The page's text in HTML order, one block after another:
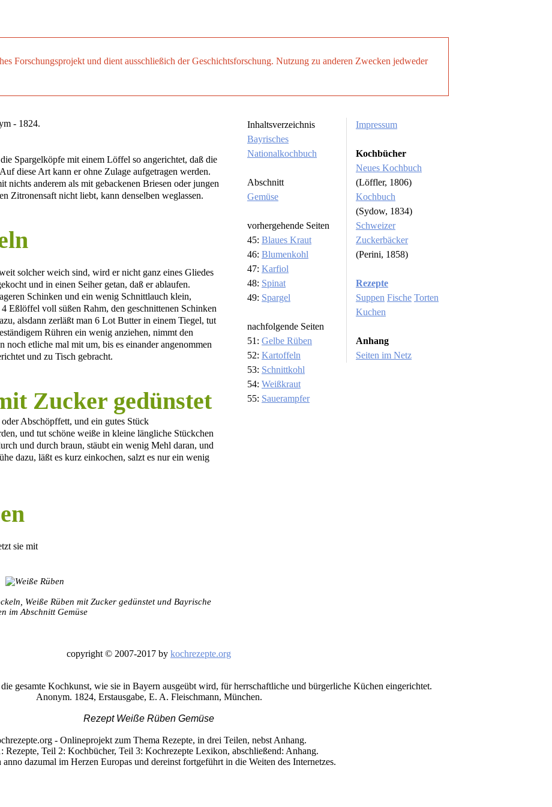
Forschungsprojekt und dient ausschließich der Geschichtsforschung. Nutzung zu anderen Zwecken jedweder
- 1824.
Spargelköpfe mit einem Löffel so angerichtet, daß die
diese Art kann er ohne Zulage aufgetragen werden.
nichts anderem als mit gebackenen Briesen oder jungen
Zitronensaft nicht liebt, kann denselben weglassen.
solcher weich sind, wird er nicht ganz eines Gliedes
und in einen Seiher getan, daß er ablaufen.
Schinken und ein wenig Schnittlauch klein,
Eßlöffel voll süßen Rahm, den geschnittenen Schinken
alsdann zerläßt man 6 Lot Butter in einem Tiegel, tut
Rühren ein wenig anziehen, nimmt den
noch etliche mal mit um, bis es einander angenommen
und zu Tisch gebracht.
Zucker gedünstet
Abschöpffett, und ein gutes Stück
und tut schöne weiße in kleine längliche Stückchen
und durch braun, stäubt ein wenig Mehl daran, und
dazu, läßt es kurz einkochen, salzt es nur ein wenig
sie mit
Weiße Rüben mit Zucker gedünstet und Bayrische
im Abschnitt Gemüse
Inhaltsverzeichnis
Bayrisches
Nationalkochbuch
Abschnitt
Gemüse
vorhergehende Seiten
45: Blaues Kraut
46: Blumenkohl
47: Karfiol
48: Spinat
49: Spargel
nachfolgende Seiten
51: Gelbe Rüben
52: Kartoffeln
53: Schnittkohl
54: Weißkraut
55: Sauerampfer
Impressum
Kochbücher
Neues Kochbuch
(Löffler, 1806)
Kochbuch
(Sydow, 1834)
Schweizer
Zuckerbäcker
(Perini, 1858)
Rezepte
Suppen Fische Torten
Kuchen
Anhang
Seiten im Netz
copyright © 2007-2017 by kochrezepte.org
gesamte Kochkunst, wie sie in Bayern ausgeübt wird, für herrschaftliche und bürgerliche Küchen eingerichtet.
Anonym. 1824, Erstausgabe, E. A. Fleischmann, München.
Rezept Weiße Rüben Gemüse
- Onlineprojekt zum Thema Rezepte, in drei Teilen, nebst Anhang.
Rezepte, Teil 2: Kochbücher, Teil 3: Kochrezepte Lexikon, abschließend: Anhang.
anno dazumal im Herzen Europas und dereinst fortgeführt in die Weiten des Internetzes.